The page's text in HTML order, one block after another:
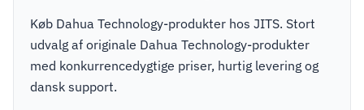
Køb Dahua Technology-produkter hos JITS. Stort
udvalg af originale Dahua Technology-produkter
med konkurrencedygtige priser, hurtig levering og
dansk support.